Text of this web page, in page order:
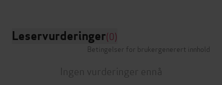
Leservurderinger(0)
Betingelser for brukergenerert innhold
Ingen vurderinger ennå